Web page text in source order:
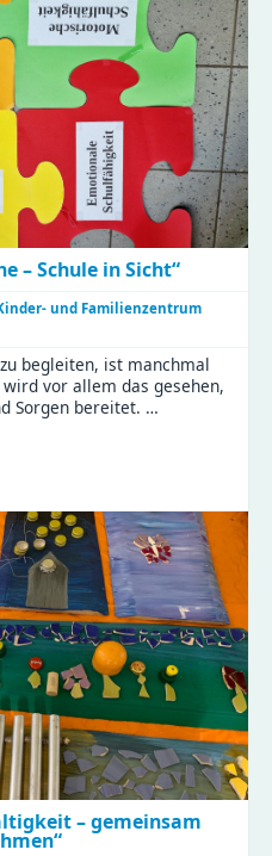
– Schule in Sicht“
und Familienzentrum
begleiten, ist manchmal
vor allem das gesehen,
Sorgen bereitet. …
– gemeinsam